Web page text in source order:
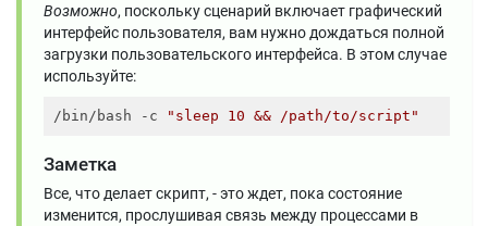
Возможно, поскольку сценарий включает графический
интерфейс пользователя, вам нужно дождаться полной
загрузки пользовательского интерфейса. В этом случае
используйте:
/bin/bash -c "sleep 10 && /path/to/script"
Заметка
Все, что делает скрипт, - это ждет, пока состояние
изменится, прослушивая связь между процессами в